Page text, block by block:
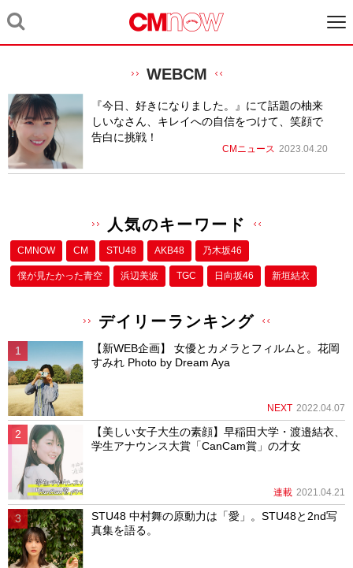
WEBCM
『今日、好きになりました。』にて話題の柚来
しいなさん、キレイへの自信をつけて、笑顔で
告白に挑戦！
CMニュース 2023.04.20
人気のキーワード
CMNOW CM STU48 AKB48 乃木坂46
僕が⾒たかった⻘空 浜辺美波 TGC 日向坂46 新垣結衣
デイリーランキング
【新WEB企画】 女優とカメラとフィルムと。花岡
すみれ Photo by Dream Aya
NEXT 2022.04.07
【美しい女子大生の素顔】早稲田大学・渡邉結衣、
学生アナウンス大賞「CanCam賞」の才女
連載 2021.04.21
STU48 中村舞の原動力は「愛」。STU48と2nd写
真集を語る。